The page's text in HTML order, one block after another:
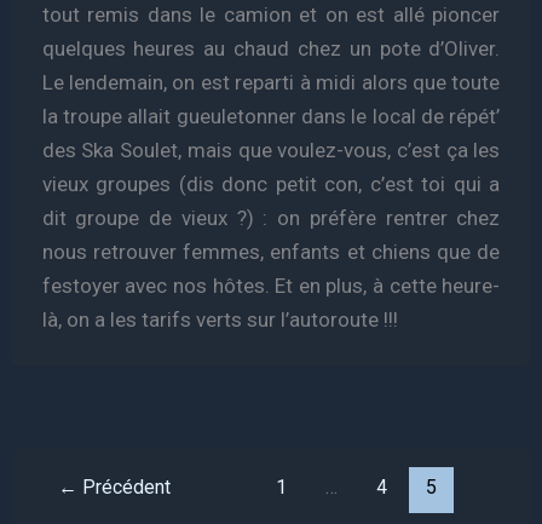
tout remis dans le camion et on est allé pioncer
quelques heures au chaud chez un pote d’Oliver.
Le lendemain, on est reparti à midi alors que toute
la troupe allait gueuletonner dans le local de répét’
des Ska Soulet, mais que voulez-vous, c’est ça les
vieux groupes (dis donc petit con, c’est toi qui a
dit groupe de vieux ?) : on préfère rentrer chez
nous retrouver femmes, enfants et chiens que de
festoyer avec nos hôtes. Et en plus, à cette heure-
là, on a les tarifs verts sur l’autoroute !!!
← Précédent 1 … 4 5